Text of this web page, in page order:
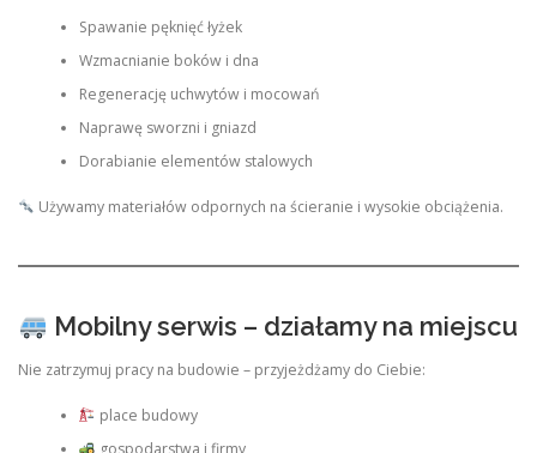
Spawanie pęknięć łyżek
Wzmacnianie boków i dna
Regenerację uchwytów i mocowań
Naprawę sworzni i gniazd
Dorabianie elementów stalowych
Używamy materiałów odpornych na ścieranie i wysokie obciążenia.
Mobilny serwis – działamy na miejscu
Nie zatrzymuj pracy na budowie – przyjeżdżamy do Ciebie:
place budowy
gospodarstwa i firmy